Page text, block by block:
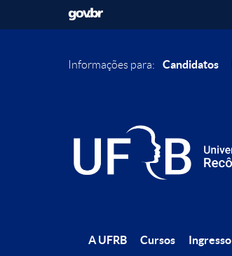
Informações para: Candidatos
A UFRB Cursos Ingresso